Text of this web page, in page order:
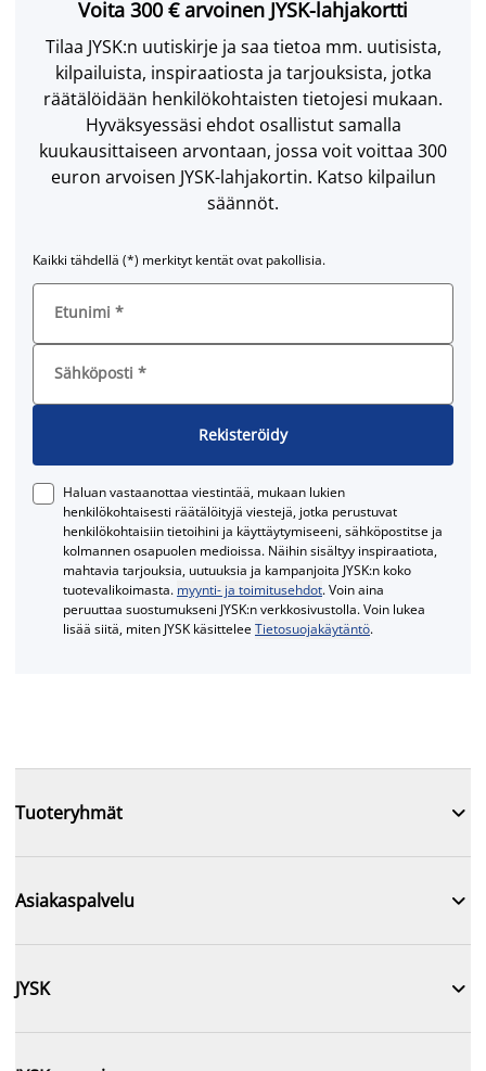
Voita 300 € arvoinen JYSK-lahjakortti
Tilaa JYSK:n uutiskirje ja saa tietoa mm. uutisista,
kilpailuista, inspiraatiosta ja tarjouksista, jotka
räätälöidään henkilökohtaisten tietojesi mukaan.
Hyväksyessäsi ehdot osallistut samalla
kuukausittaiseen arvontaan, jossa voit voittaa 300
euron arvoisen JYSK-lahjakortin. Katso kilpailun
säännöt.
Kaikki tähdellä (*) merkityt kentät ovat pakollisia.
Etunimi *
Sähköposti *
Rekisteröidy
Haluan vastaanottaa viestintää, mukaan lukien
henkilökohtaisesti räätälöityjä viestejä, jotka perustuvat
henkilökohtaisiin tietoihini ja käyttäytymiseeni, sähköpostitse ja
kolmannen osapuolen medioissa. Näihin sisältyy inspiraatiota,
mahtavia tarjouksia, uutuuksia ja kampanjoita JYSK:n koko
tuotevalikoimasta. myynti- ja toimitusehdot. Voin aina
peruuttaa suostumukseni JYSK:n verkkosivustolla. Voin lukea
lisää siitä, miten JYSK käsitteleeTietosuojakäytäntö.
Tuoteryhmät 
Asiakaspalvelu 
JYSK 